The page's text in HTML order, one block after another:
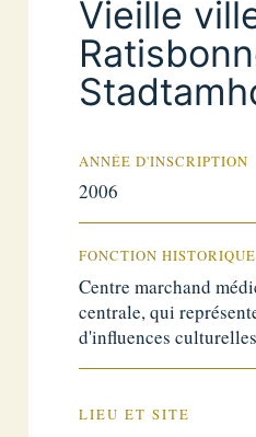
Vieille
ANNÉE D'INSCRIPTION
2006
FONCTION HISTORIQUE
Centre marchand
centrale, qui
d'influences
LIEU ET SITE